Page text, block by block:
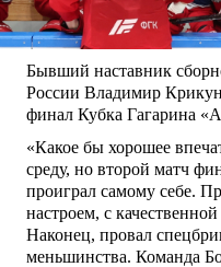
Бывший наставник
России Владимир
финал Кубка Гагарина
«Какое бы хорошее
среду, но второй матч
проиграл самому себе.
настроем, с
Наконец, провал
меньшинства. Команда